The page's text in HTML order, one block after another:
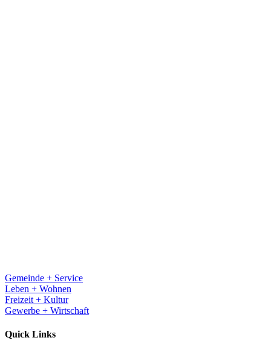
Gemeinde + Service
Leben + Wohnen
Freizeit + Kultur
Gewerbe + Wirtschaft
Quick Links